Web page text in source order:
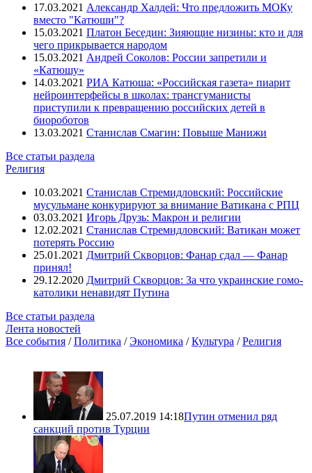
17.03.2021 Александр Халдей: Что предложить МОКу
вместо "Катюши"?
15.03.2021 Платон Беседин: Зияющие низины: кто и для
чего прикрывается народом
15.03.2021 Андрей Соколов: России запретили и
«Катюшу»
14.03.2021 РИА Катюша: «Российская газета» пиарит
нейроинтерфейсы в школах: трансгуманисты
приступили к превращению российских детей в
биороботов
13.03.2021 Станислав Смагин: Повыше Манижи
Все статьи раздела
Религия
10.03.2021 Станислав Стремидловский: Российские
мусульмане конкурируют за внимание Ватикана с РПЦ
03.03.2021 Игорь Друзь: Макрон и религии
12.02.2021 Станислав Стремидловский: Ватикан может
потерять Россию
25.01.2021 Дмитрий Скворцов: Фанар сдал — Фанар
принял!
29.12.2020 Дмитрий Скворцов: За что украинские гомо-
католики ненавидят Путина
Все статьи раздела
Лента новостей
Все события /Политика /Экономика /Культура /Религия
25.07.2019 14:18Путин отменил ряд
санкций против Турции